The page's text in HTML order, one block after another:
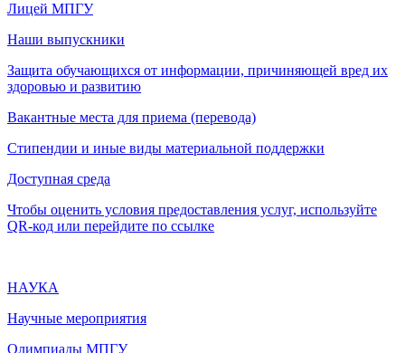
Лицей МПГУ
Наши выпускники
Защита обучающихся от информации, причиняющей вред их
здоровью и развитию
Вакантные места для приема (перевода)
Стипендии и иные виды материальной поддержки
Доступная среда
Чтобы оценить условия предоставления услуг, используйте
QR-код или перейдите по ссылке
НАУКА
Научные мероприятия
Олимпиады МПГУ